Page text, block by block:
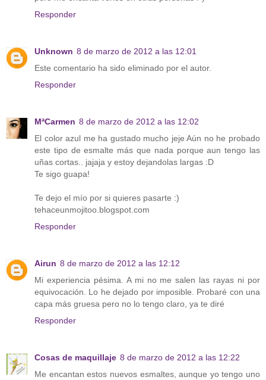
Responder
Unknown 8 de marzo de 2012 a las 12:01
Este comentario ha sido eliminado por el autor.
Responder
MªCarmen 8 de marzo de 2012 a las 12:02
El color azul me ha gustado mucho jeje Aún no he probado
este tipo de esmalte más que nada porque aun tengo las
uñas cortas.. jajaja y estoy dejandolas largas :D
Te sigo guapa!
Te dejo el mío por si quieres pasarte :)
tehaceunmojitoo.blogspot.com
Responder
Airun 8 de marzo de 2012 a las 12:12
Mi experiencia pésima. A mi no me salen las rayas ni por
equivocación. Lo he dejado por imposible. Probaré con una
capa más gruesa pero no lo tengo claro, ya te diré
Responder
Cosas de maquillaje 8 de marzo de 2012 a las 12:22
Me encantan estos nuevos esmaltes, aunque yo tengo uno